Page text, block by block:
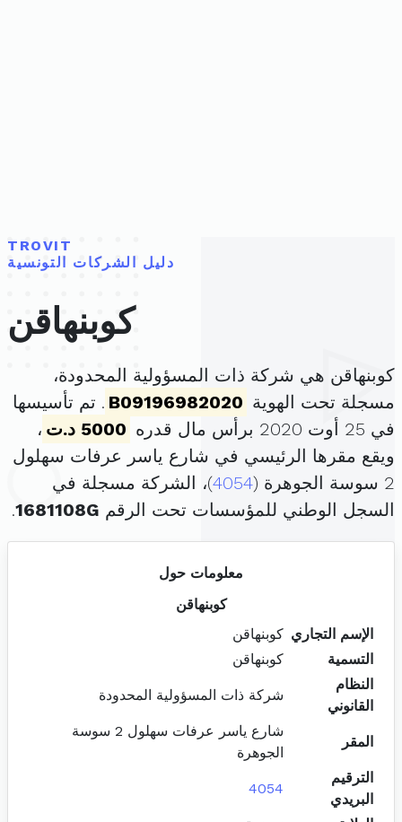
TROVIT
دليل الشركات التونسية
كوبنهاقن
كوبنهاقن هي شركة ذات المسؤولية المحدودة،
مسجلة تحت الهوية B09196982020 . تم تأسيسها
في 25 أوت 2020 برأس مال قدره
5000 د.ت
،
ويقع مقرها الرئيسي في شارع ياسر عرفات سهلول
2 سوسة الجوهرة (
4054)، الشركة مسجلة في
السجل الوطني للمؤسسات تحت الرقم 1681108G
.
معلومات حول
كوبنهاقن
الإسم التجاري كوبنهاقن
التسمية
كوبنهاقن
النظام
القانوني
شركة ذات المسؤولية المحدودة
المقر
شارع ياسر عرفات سهلول 2 سوسة
الجوهرة
الترقيم
البريدي
4054